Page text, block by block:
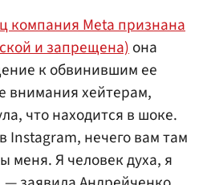
компания Meta признана
и запрещена)она
к обвинившим ее
внимания хейтерам,
что находится в шоке.
Instagram, нечего вам там
меня. Я человек духа, я